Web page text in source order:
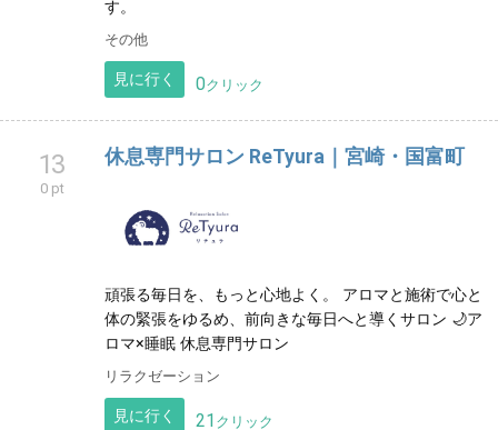
す。
その他
見に行く 0クリック
13
0 pt
休息専門サロン ReTyura｜宮崎・国富町
頑張る毎日を、もっと心地よく。 アロマと施術で心と
体の緊張をゆるめ、前向きな毎日へと導くサロン 🌙ア
ロマ×睡眠 休息専門サロン
リラクゼーション
見に行く 21 クリック